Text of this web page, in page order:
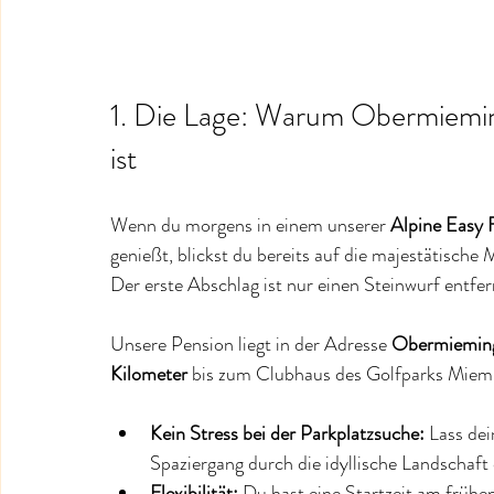
1. Die Lage: Warum
ist
Wenn du morgens in einem unserer Alpine Easy
genießt, blickst du bereits auf die
Der erste Abschlag ist nur einen Steinwurf
Unsere Pension liegt in der Adresse
Kilometer bis zum Clubhaus des Golfparks
Kein Stress bei der Parkplatzsuche: Lass
Spaziergang durch die idyllische